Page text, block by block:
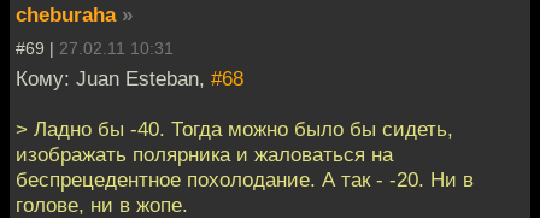
cheburaha »
#69 | 27.02.11 10:31
Кому: Juan Esteban, #68
> Ладно бы -40. Тогда можно было бы сидеть,
изображать полярника и жаловаться на
беспрецедентное похолодание. А так - -20. Ни в
голове, ни в жопе.